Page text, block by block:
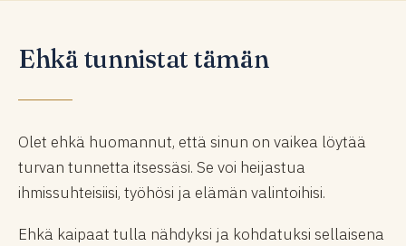
Ehkä tunnistat tämän
Olet ehkä huomannut, että sinun on vaikea löytää
turvan tunnetta itsessäsi. Se voi heijastua
ihmissuhteisiisi, työhösi ja elämän valintoihisi.
Ehkä kaipaat tulla nähdyksi ja kohdatuksi sellaisena